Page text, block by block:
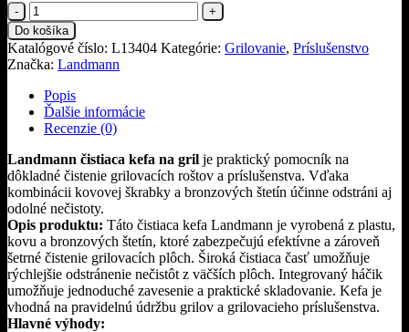
množstvo
Landmann
čistiaca
kefa
na
gril
Do košíka
Katalógové číslo: L13404 Kategórie: Grilovanie, Príslušenstvo
Značka: Landmann
Popis
Ďalšie informácie
Recenzie (0)
Landmann čistiaca kefa na gril je praktický pomocník na
dôkladné čistenie grilovacích roštov a príslušenstva. Vďaka
kombinácii kovovej škrabky a bronzových štetín účinne odstráni aj
odolné nečistoty.
Opis produktu: Táto čistiaca kefa Landmann je vyrobená z plastu,
kovu a bronzových štetín, ktoré zabezpečujú efektívne a zároveň
šetrné čistenie grilovacích plôch. Široká čistiaca časť umožňuje
rýchlejšie odstránenie nečistôt z väčších plôch. Integrovaný háčik
umožňuje jednoduché zavesenie a praktické skladovanie. Kefa je
vhodná na pravidelnú údržbu grilov a grilovacieho príslušenstva.
Hlavné výhody: